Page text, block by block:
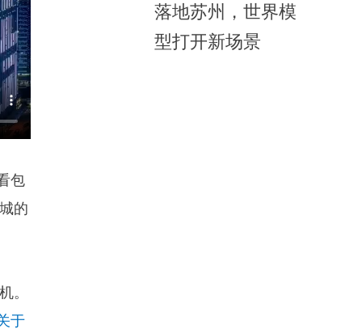
包
的
。
于
落地苏州，世界模
型打开新场景